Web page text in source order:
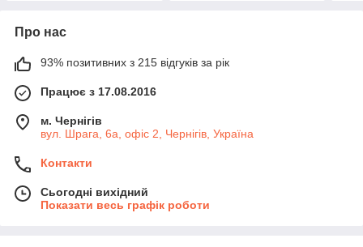
Про нас
93% позитивних з 215 відгуків за рік
Працює з 17.08.2016
м. Чернігів
вул. Шрага, 6а, офіс 2, Чернігів, Україна
Контакти
Сьогодні вихідний
Показати весь графік роботи